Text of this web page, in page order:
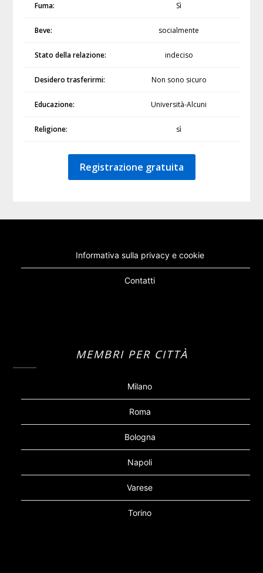
Fuma: Sì
Beve: socialmente
Stato della relazione: indeciso
Desidero trasferirmi: Non sono sicuro
Educazione: Università-Alcuni
Religione: sì
Registrazione gratuita
Informativa sulla privacy e cookie
Contatti
MEMBRI PER CITTÀ
Milano
Roma
Bologna
Napoli
Varese
Torino